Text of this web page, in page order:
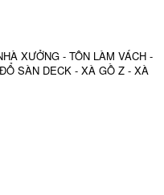
XƯỞNG - TÔN LÀM VÁCH -
SÀN DECK - XÀ GỒ Z - XÀ